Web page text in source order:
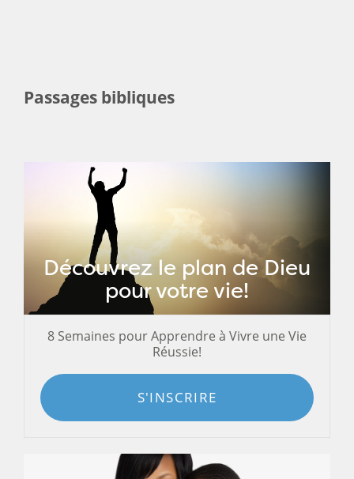
Passages bibliques
Découvrez le plan de Dieu
pour votre vie!
8 Semaines pour Apprendre à Vivre une Vie
Réussie!
S'INSCRIRE